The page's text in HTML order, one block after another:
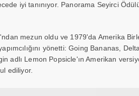
iyi tanınıyor. Panorama Seyirci
mezun oldu ve 1979'da Amerika
yönetti: Going Bananas,
adlı Lemon Popsicle'ın Amerikan
ediliyor.